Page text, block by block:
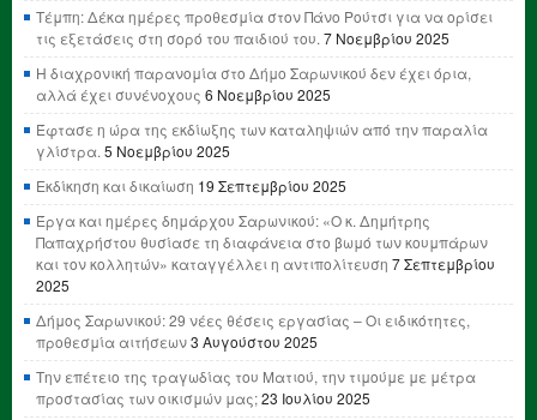
Τέμπη: Δέκα ημέρες προθεσμία στον Πάνο Ρούτσι για να ορίσει
τις εξετάσεις στη σορό του παιδιού του. 7 Νοεμβρίου 2025
Η διαχρονική παρανομία στο Δήμο Σαρωνικού δεν έχει όρια,
αλλά έχει συνένοχους 6 Νοεμβρίου 2025
Έφτασε η ώρα της εκδίωξης των καταληψιών από την παραλία
γλίστρα. 5 Νοεμβρίου 2025
Εκδίκηση και δικαίωση 19 Σεπτεμβρίου 2025
Έργα και ημέρες δημάρχου Σαρωνικού: «Ο κ. Δημήτρης
Παπαχρήστου θυσίασε τη διαφάνεια στο βωμό των κουμπάρων
και τον κολλητών» καταγγέλλει η αντιπολίτευση 7 Σεπτεμβρίου
2025
Δήμος Σαρωνικού: 29 νέες θέσεις εργασίας – Οι ειδικότητες,
προθεσμία αιτήσεων3 Αυγούστου 2025
Την επέτειο της τραγωδίας του Ματιού, την τιμούμε με μέτρα
προστασίας των οικισμών μας;23 Ιουλίου 2025